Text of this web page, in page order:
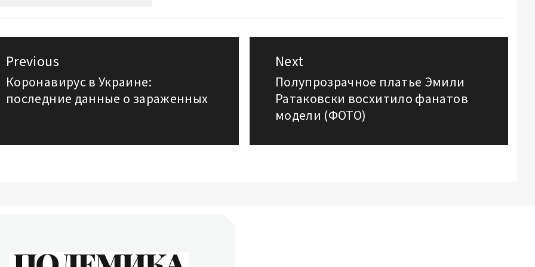
Previous
Previous
post:
Коронавирус в Украине:
последние данные о зараженных
Next
Next
post:
Полупрозрачное платье Эмили
Ратаковски восхитило фанатов
модели (ФОТО)